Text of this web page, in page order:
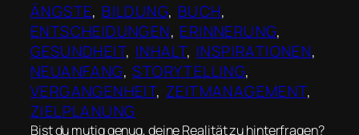
ÄNGSTE, BILDUNG, BUCH
ENTSCHEIDUNGEN, ERINNERUNG
GESUNDHEIT, INHALT, INSPIRATIONEN
NEUANFANG, STORYTELLING
VERGANGENHEIT, ZEITMANAGEMENT
ZIELPLANUNG
Bist du mutig genug, deine Realität zu hinterfragen?